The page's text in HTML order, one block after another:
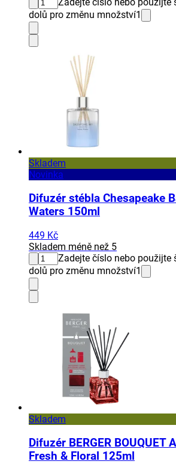
Zadejte číslo nebo použijte
dolů pro změnu množství1
Skladem
Novinka
Difuzér stébla Chesapeake
Waters 150ml
449 Kč
Skladem méně než 5
Zadejte číslo nebo použijte
dolů pro změnu množství1
Skladem
Difuzér BERGER BOUQUET
Fresh & Floral 125ml